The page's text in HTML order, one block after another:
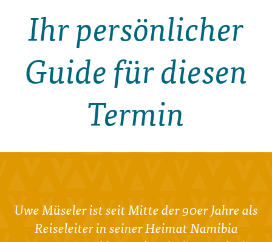
Ihr persönlicher
Guide für diesen
Termin
Uwe Müseler ist seit Mitte der 90er Jahre als
Reiseleiter in seiner Heimat Namibia